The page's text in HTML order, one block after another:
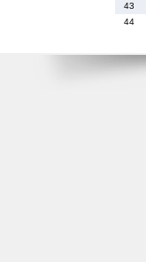
43
44